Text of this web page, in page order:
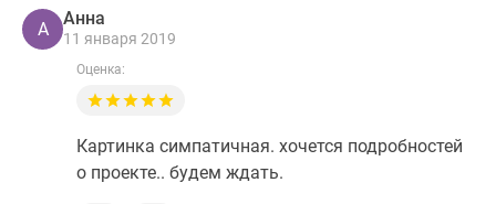
А
Анна
11 января 2019
Оценка:
Картинка симпатичная. хочется подробностей
о проекте.. будем ждать.